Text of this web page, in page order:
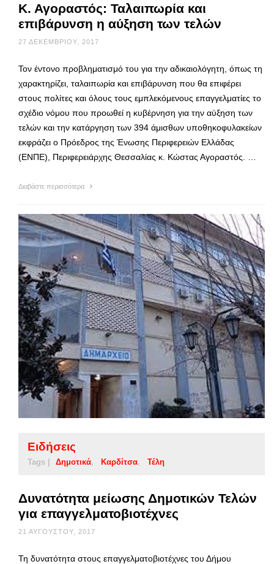
Κ. Αγοραστός: Ταλαιπωρία και
επιβάρυνση η αύξηση των τελών
27 ΔΕΚΕΜΒΡΊΟΥ, 2017
Τον έντονο προβληματισμό του για την αδικαιολόγητη, όπως τη
χαρακτηρίζει, ταλαιπωρία και επιβάρυνση που θα επιφέρει
στους πολίτες και όλους τους εμπλεκόμενους επαγγελματίες το
σχέδιο νόμου που προωθεί η κυβέρνηση για την αύξηση των
τελών και την κατάργηση των 394 άμισθων υποθηκοφυλακείων
εκφράζει ο Πρόεδρος της Ένωσης Περιφερειών Ελλάδας
(ΕΝΠΕ), Περιφερειάρχης Θεσσαλίας κ. Κώστας Αγοραστός. …
Διαβάστε περισσότερα
Ειδήσεις
Tags | Δημοτικά Καρδίτσα Τέλη
Δυνατότητα μείωσης Δημοτικών Τελών
για επαγγελματοβιοτέχνες
21 ΑΥΓΟΎΣΤΟΥ, 2017
Τη δυνατότητα στους επαγγελματοβιοτέχνες του Δήμου